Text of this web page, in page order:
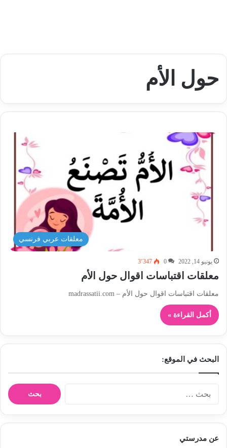
حول الأم
معلقات عربي فرنسي
يونيو 14, 2022 0 3٬347
معلقات اقتباسات اقوال حول الأم
معلقات اقتباسات اقوال حول الأم – madrassatii.com
أكمل القراءة »
البحث في الموقع:
عن مدرستي